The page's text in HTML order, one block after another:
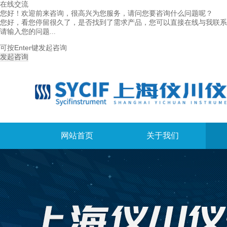
在线交流
您好！欢迎前来咨询，很高兴为您服务，请问您要咨询什么问题呢？
您好，看您停留很久了，是否找到了需求产品，您可以直接在线与我联
可按Enter键发起咨询
发起咨询
网站首页 关于我们